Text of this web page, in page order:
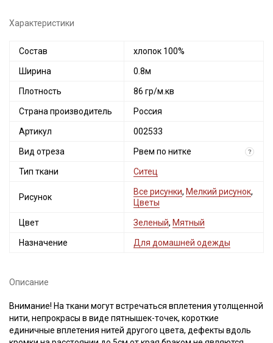
Характеристики
Состав хлопок 100%
Ширина 0.8м
Плотность 86 гр/м.кв
Страна производитель Россия
Артикул 002533
Вид отреза Рвем по нитке ?
Тип ткани Ситец
Рисунок
Все рисунки, Мелкий рисунок,
Цветы
Цвет Зеленый, Мятный
Назначение Для домашней одежды
Описание
Внимание! На ткани могут встречаться вплетения утолщенной
нити, непрокрасы в виде пятнышек-точек, короткие
единичные вплетения нитей другого цвета, дефекты вдоль